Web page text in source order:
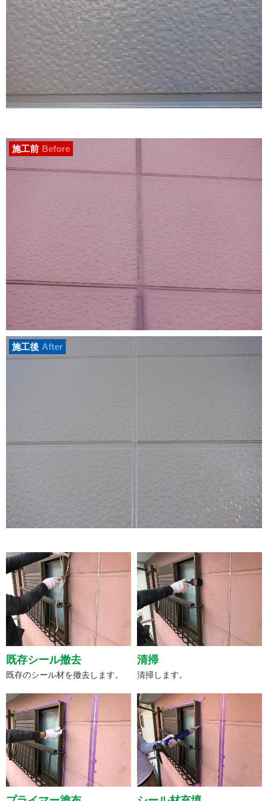
施工前 Before
施工後 After
既存シール撤去
既存のシール材を撤去します。
清掃
清掃します。